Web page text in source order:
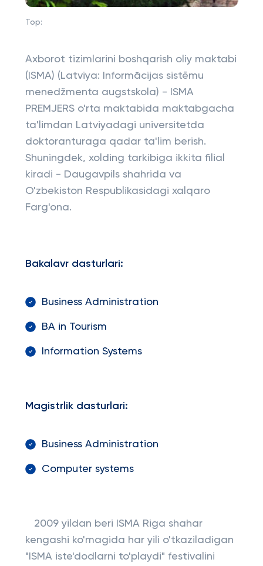
Top:
Axborot tizimlarini boshqarish oliy maktabi
(ISMA) (Latviya: Informācijas sistēmu
menedžmenta augstskola) - ISMA
PREMJERS o'rta maktabida maktabgacha
ta'limdan Latviyadagi universitetda
doktoranturaga qadar ta'lim berish.
Shuningdek, xolding tarkibiga ikkita filial
kiradi - Daugavpils shahrida va
O'zbekiston Respublikasidagi xalqaro
Farg'ona.
Bakalavr dasturlari:
Business Administration
BA in Tourism
Information Systems
Magistrlik dasturlari:
Business Administration
Computer systems
2009 yildan beri ISMA Riga shahar
kengashi ko'magida har yili o'tkaziladigan
"ISMA iste'dodlarni to'playdi" festivalini